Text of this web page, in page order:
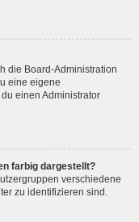
die Board-Administration
eine eigene
einen Administrator
farbig dargestellt?
verschiedene
zu identifizieren sind.